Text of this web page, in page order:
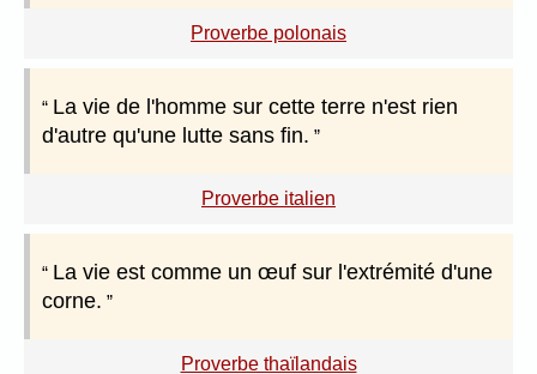
Proverbe polonais
La vie de l'homme sur cette terre n'est rien
d'autre qu'une lutte sans fin.
Proverbe italien
La vie est comme un œuf sur l'extrémité d'une
corne.
Proverbe thaïlandais